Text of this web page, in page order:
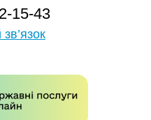
15-43